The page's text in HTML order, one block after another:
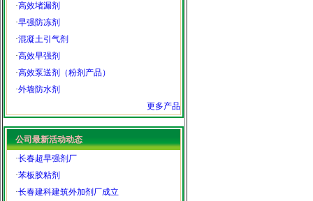
·高效堵漏剂
·早强防冻剂
·混凝土引气剂
·高效早强剂
·高效泵送剂（粉剂产品）
·外墙防水剂
更多产品
公司最新活动动态
·长春超早强剂厂
·苯板胶粘剂
·长春建科建筑外加剂厂成立